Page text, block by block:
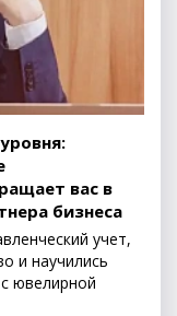
вас в
бизнеса
учет,
и научились
ювелирной